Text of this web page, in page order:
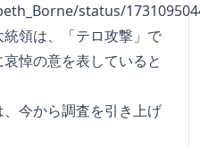
status/
領は、「テロ攻撃」で
悼の意を表していると
今から調査を引き上げ